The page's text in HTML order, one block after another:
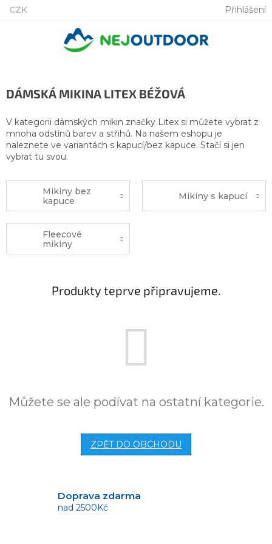
Přejít
CZK Přihlášení
DÁMSKÁ MIKINA LITEX BÉŽOVÁ
V kategorii dámských mikin značky Litex si můžete vybrat z
mnoha odstínů barev a střihů. Na našem eshopu je
naleznete ve variantách s kapucí/bez kapuce. Stačí si jen
vybrat tu svou.
Mikiny bez
kapuce
Mikiny s kapucí
Fleecové
mikiny
Produkty teprve připravujeme.
Můžete se ale podívat na ostatní kategorie.
ZPĚT DO OBCHODU
Doprava zdarma
nad 2500Kč